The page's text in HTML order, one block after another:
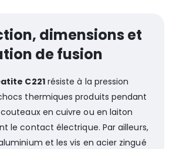
dimensions et
de fusion
C221résiste à la pression
thermiques produits pendant
en cuivre ou en laiton
le contact électrique. Par ailleurs,
et les vis en acier zingué